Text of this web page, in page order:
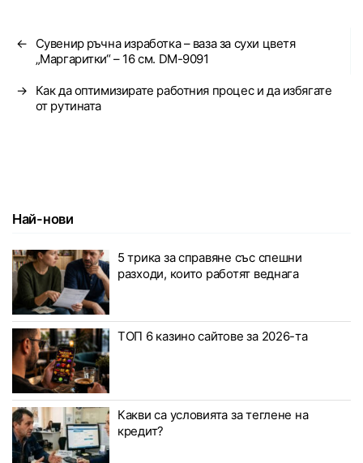
←
Сувенир ръчна изработка – ваза за сухи цветя
„Маргаритки“ – 16 см. DM-9091
→
Как да оптимизирате работния процес и да избягате
от рутината
Най-нови
5 трика за справяне със спешни
разходи, които работят веднага
ТОП 6 казино сайтове за 2026-та
Какви са условията за теглене на
кредит?